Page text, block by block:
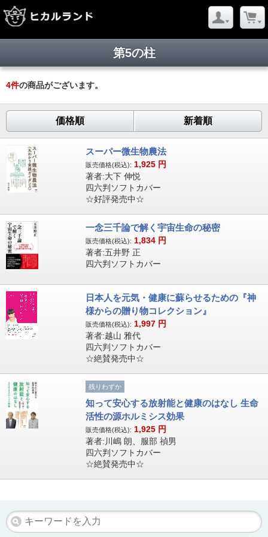
第5の柱
4件の商品がございます。
価格順 新着順
スーパー微生物農法
販売価格(税込): 1,925 円
著者:大下 伸悦
四六判ソフトカバー
☆好評発売中☆
一念三千論で解く宇宙生命の秘密
販売価格(税込): 1,834 円
著者:五井野 正
四六判ソフトカバー
日本人を元気・健康に蘇らせるための『神
様からの贈り物コレクション』
販売価格(税込): 1,997 円
著者:越山 雅代
四六判ソフトカバー
☆絶賛発売中☆
残りわずか
知って安心する放射能と健康のはなし 生命
活性の源ホルミシス効果
販売価格(税込): 1,925 円
著者:川嶋 朗、服部 禎男
四六判ソフトカバー
☆絶賛発売中☆